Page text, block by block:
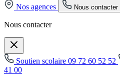
Nos agences
Nous contacter
Nous contacter
Soutien scolaire 09 72 60 52 52
41 00